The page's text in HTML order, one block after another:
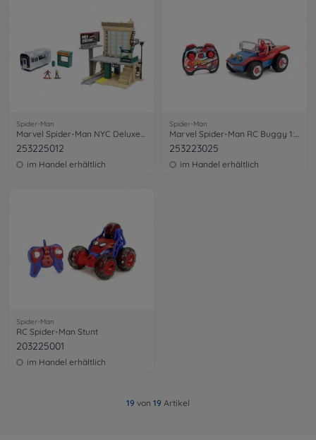
Spider-Man
Marvel Spider-Man NYC Deluxe Nano Scene
253225012
im Handel erhältlich
Spider-Man
Marvel Spider-Man RC Buggy 1:24
253223025
im Handel erhältlich
Spider-Man
RC Spider-Man Stunt
203225001
im Handel erhältlich
19 von 19 Artikel